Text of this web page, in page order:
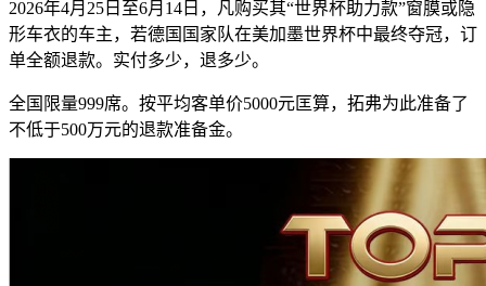
2026年4月25日至6月14日，凡购买其“世界杯助力款”窗膜或隐
形车衣的车主，若德国国家队在美加墨世界杯中最终夺冠，订
单全额退款。实付多少，退多少。
全国限量999席。按平均客单价5000元匡算，拓弗为此准备了
不低于500万元的退款准备金。